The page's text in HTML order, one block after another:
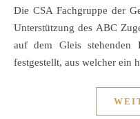
Die CSA Fachgruppe der Gemeindefeuerwehr Uetze wurde zur
Unterstützung des ABC
auf dem Gleis stehenden
festgestellt, aus welcher ein